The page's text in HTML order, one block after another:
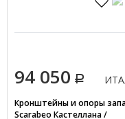
94 050
Кронштейны и опоры
Scarabeo Кастеллана /